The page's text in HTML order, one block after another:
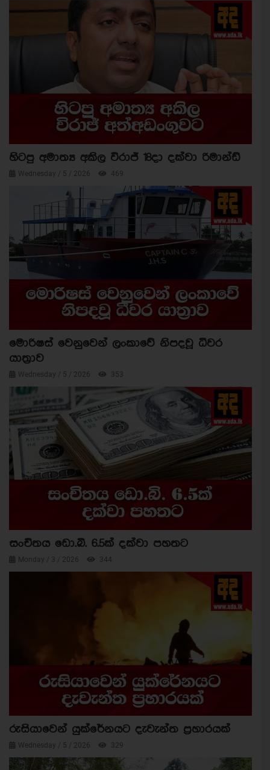
හිටපු අමාත්‍ය අකිල විරාජ් 18දා දක්වා රිමාන්ඩ්
Wednesday / 5 / 2026 469
මොරිෂස් වෙනුවෙන් ලංකාවේ නිපදවූ ධීවර
යාත්‍රාව
Wednesday / 5 / 2026 353
සංචිතය ඩො.බි. 6.5ක් දක්වා පහතට
Monday / 3 / 2026 344
රුසියාවෙන් යුක්රේනයට දැවැන්ත ප්‍රහාරයක්
Wednesday / 5 / 2026 329